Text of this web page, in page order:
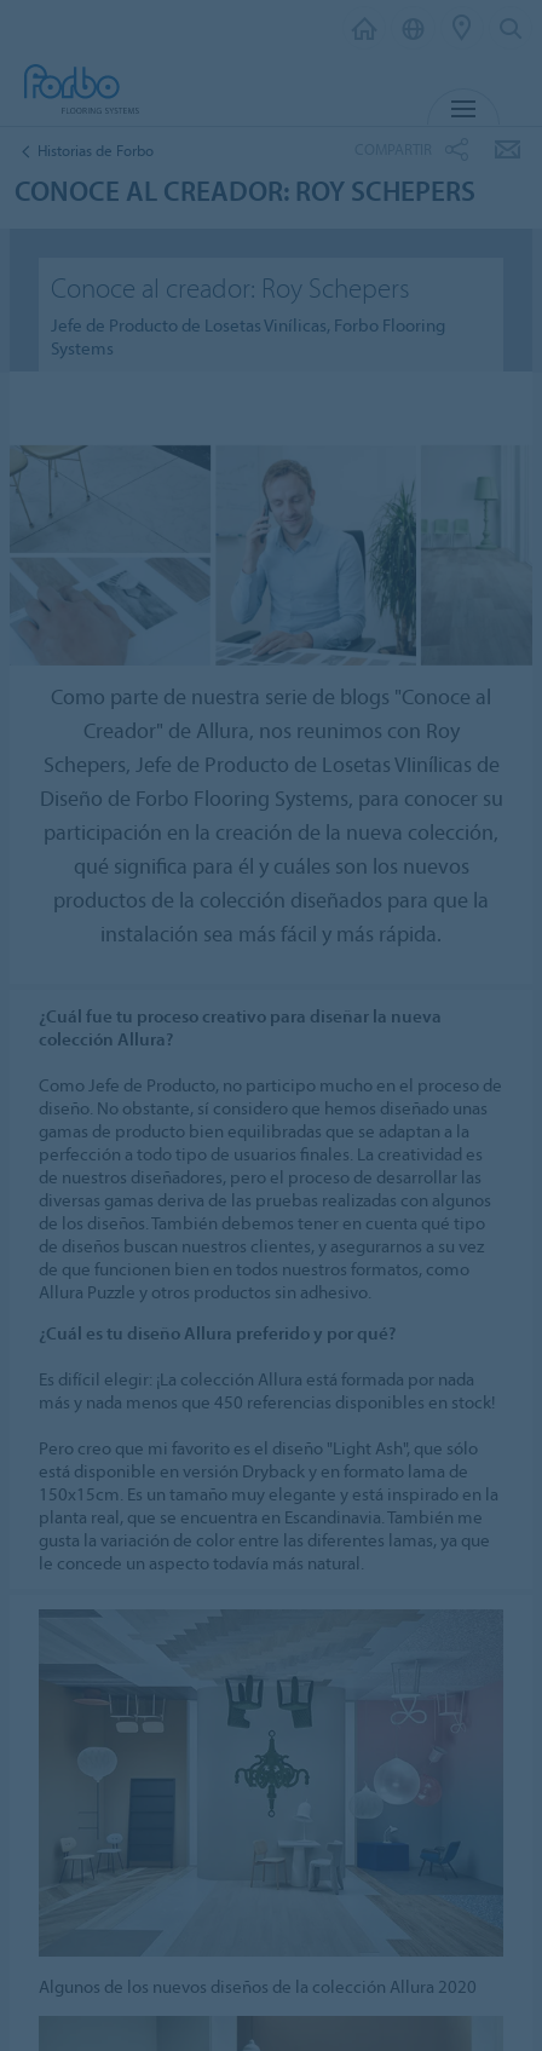
Historias de Forbo
CONOCE AL CREADOR: ROY SCHEPERS
Conoce al creador: Roy Schepers
Jefe de Producto de Losetas Vinílicas, Forbo Flooring
Systems
Como parte de nuestra serie de blogs "Conoce al
Creador" de Allura, nos reunimos con Roy
Schepers, Jefe de Producto de Losetas VIinílicas de
Diseño de Forbo Flooring Systems, para conocer su
participación en la creación de la nueva colección,
qué significa para él y cuáles son los nuevos
productos de la colección diseñados para que la
instalación sea más fácil y más rápida.
¿Cuál fue tu proceso creativo para diseñar la nueva
colección Allura?
Como Jefe de Producto, no participo mucho en el proceso de
diseño. No obstante, sí considero que hemos diseñado unas
gamas de producto bien equilibradas que se adaptan a la
perfección a todo tipo de usuarios finales. La creatividad es
de nuestros diseñadores, pero el proceso de desarrollar las
diversas gamas deriva de las pruebas realizadas con algunos
de los diseños. También debemos tener en cuenta qué tipo
de diseños buscan nuestros clientes, y asegurarnos a su vez
de que funcionen bien en todos nuestros formatos, como
Allura Puzzle y otros productos sin adhesivo.
¿Cuál es tu diseño Allura preferido y por qué?
Es difícil elegir: ¡La colección Allura está formada por nada
más y nada menos que 450 referencias disponibles en stock!
Pero creo que mi favorito es el diseño "Light Ash", que sólo
está disponible en versión Dryback y en formato lama de
150x15cm. Es un tamaño muy elegante y está inspirado en la
planta real, que se encuentra en Escandinavia. También me
gusta la variación de color entre las diferentes lamas, ya que
le concede un aspecto todavía más natural.
Algunos de los nuevos diseños de la colección Allura 2020